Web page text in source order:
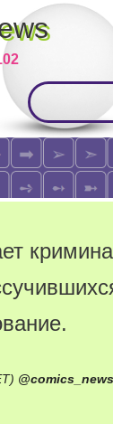
@comics_news